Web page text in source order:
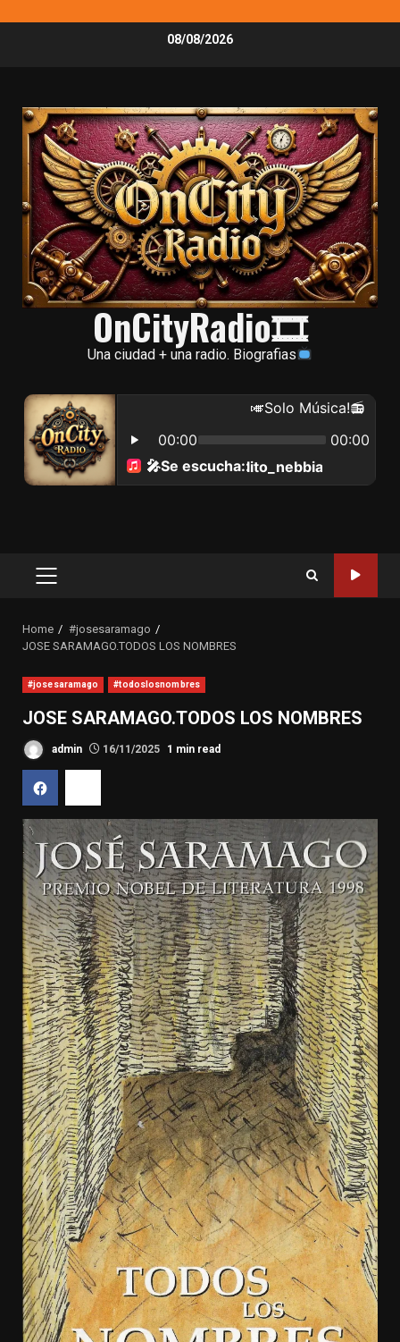
08/08/2026
OnCityRadio🎞
Una ciudad + una radio. Biografias
Primary
Home
#josesaramago
JOSE SARAMAGO.TODOS LOS NOMBRES
#josesaramago #todoslosnombres
JOSE SARAMAGO.TODOS LOS NOMBRES
admin 16/11/2025 1 min read